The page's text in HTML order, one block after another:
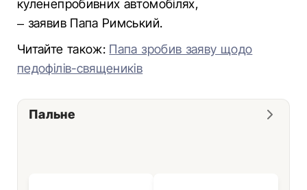
куленепробивних автомобілях,
– заявив Папа Римський.
Читайте також: Папа зробив заяву щодо
педофілів-священиків
Пальне